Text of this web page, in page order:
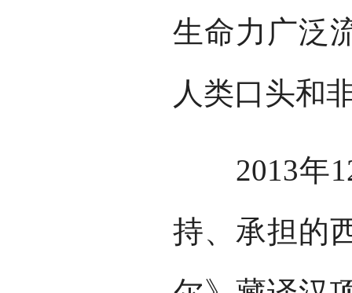
生命力广泛
人类口头和
2013年12
持、承担的